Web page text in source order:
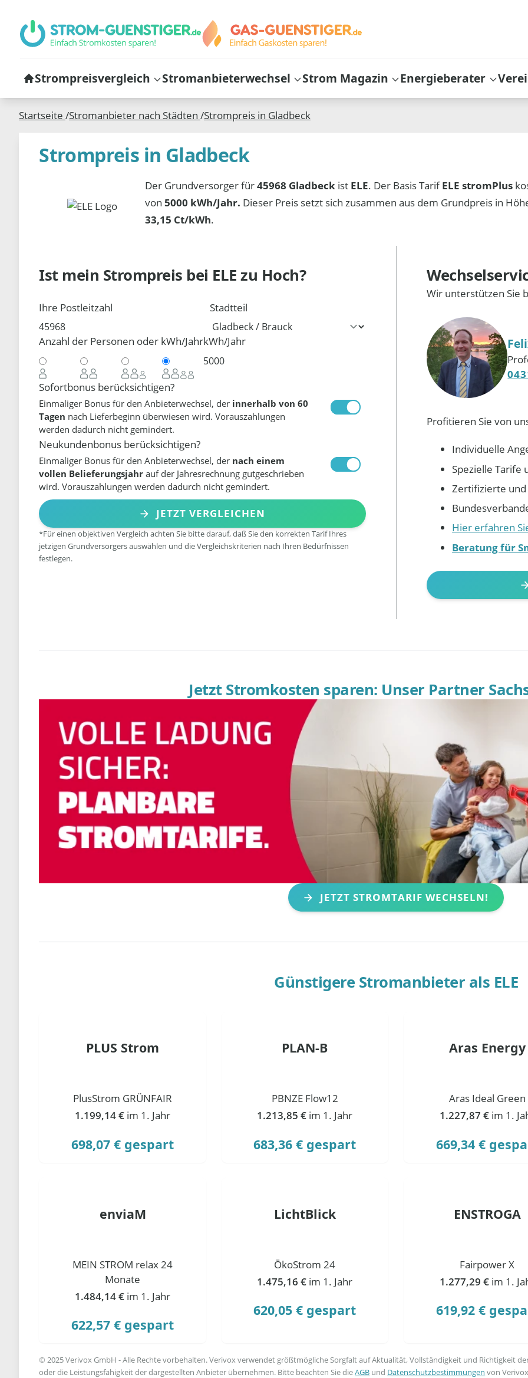
Strompreisvergleich Stromanbieterwechsel Strom Magazin Energieberater
Startseite /Stromanbieter nach Städten /Strompreis in Gladbeck
Strompreis in Gladbeck
Der Grundversorger für45968 Gladbeck ist ELE. Der Basis TarifELE stromPlus
von5000 kWh/Jahr. Dieser Preis setzt sich zusammen aus dem Grundpreis in
33,15 Ct/kWh.
Ist mein Strompreis bei ELEzu Hoch?
Ihre Postleitzahl Stadtteil
Anzahl der Personen oder kWh/JahrkWh/Jahr
Sofortbonus berücksichtigen?
Einmaliger Bonus für den Anbieterwechsel, der innerhalb von 60
Tagen nach Lieferbeginn überwiesen wird. Vorauszahlungen
werden dadurch nicht gemindert.
Neukundenbonus berücksichtigen?
Einmaliger Bonus für den Anbieterwechsel, der nach einem
vollen Belieferungsjahr auf der Jahresrechnung gutgeschrieben
wird. Vorauszahlungen werden dadurch nicht gemindert.
JETZT VERGLEICHEN
*Für einen objektiven Vergleich achten Sie bitte darauf, daß Sie den korrekten Tarif Ihres
jetzigen Grundversorgers auswählen und die Vergleichskriterien nach Ihren Bedürfnissen
festlegen.
Wir unterstützen Sie
Profitieren Sie von
Individuelle
Spezielle
Zertifizierte und
Hier erfahren
Beratung für
Jetzt Stromkosten sparen: Unser Partner
JETZT STROMTARIF WECHSELN!
Günstigere Stromanbieter als ELE
PLUS Strom
PlusStrom GRÜNFAIR
1.199,14 € im 1. Jahr
698,07 € gespart
PLAN-B
PBNZE Flow12
1.213,85 € im 1. Jahr
683,36 € gespart
Aras Energy
Aras Ideal Green
1.227,87 € im 1.
669,34 €
enviaM
MEIN STROM relax 24
Monate
1.484,14 € im 1. Jahr
622,57 € gespart
LichtBlick
ÖkoStrom 24
1.475,16 € im 1. Jahr
620,05 € gespart
ENSTROGA
Fairpower X
1.277,29 € im 1.
619,92 €
© 2025 Verivox GmbH - Alle Rechte vorbehalten. Verivox verwendet größtmögliche Sorgfalt auf Aktualität, Vollständigkeit und Richtigkeit
oder die Leistungsfähigkeit der dargestellten Anbieter übernehmen. Bitte beachten Sie dieAGB und Datenschutzbestimmungen von